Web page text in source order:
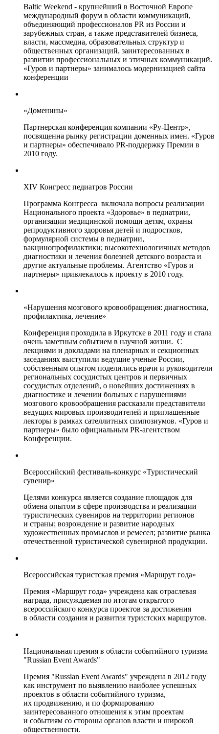
Baltic Weekend - крупнейший в Восточной Европе
международный форум в области коммуникаций,
объединяющий профессионалов PR из России и
зарубежных стран, а также представителей бизнеса,
власти, массмедиа, образовательных структур и
общественных организаций, заинтересованных в
развитии профессиональных и этичных коммуникаций.
«Гуров и партнеры» занималось модернизацией сайта
конференции
«Доменины»
Партнерская конференция компании «Ру-Центр»,
посвященна рынку регистрации доменных имен. «Гуров
и партнеры» обеспечивало PR-поддержку Премии в
2010 году.
XIV Конгресс педиатров России
Программа Конгресса включала вопросы реализации
Национального проекта «Здоровье» в педиатрии,
организации медицинской помощи детям, охраны
репродуктивного здоровья детей и подростков,
формулярной системы в педиатрии,
вакцинопрофилактики; высокотехнологичных методов
диагностики и лечения болезней детского возраста и
другие актуальные проблемы. Агентство «Гуров и
партнеры» привлекалось к проекту в 2010 году.
«Нарушения мозгового кровообращения: диагностика,
профилактика, лечение»
Конференция проходила в Иркутске в 2011 году и стала
очень заметным событием в научной жизни. С
лекциями и докладами на пленарных и секционных
заседаниях выступили ведущие ученые России,
собственным опытом поделились врачи и руководители
региональных сосудистых центров и первичных
сосудистых отделений, о новейших достижениях в
диагностике и лечении больных с нарушениями
мозгового кровообращения рассказали представители
ведущих мировых производителей и приглашенные
лекторы в рамках сателлитных симпозиумов. «Гуров и
партнеры» было официальным PR-агентством
Конференции.
Всероссийский фестиваль-конкурс «Туристический
сувенир»
Целями конкурса является создание площадок для
обмена опытом в сфере производства и реализации
туристических сувениров на территории регионов
и страны; возрождение и развитие народных
художественных промыслов и ремесел; развитие рынка
отечественной туристической сувенирной продукции.
Всероссийская туристская премия «Маршрут года»
Премия «Маршрут года» учреждена как отраслевая
награда, присуждаемая по итогам открытого
всероссийского конкурса проектов за достижения
в области создания и развития туристских маршрутов.
Национальная премия в области событийного туризма
"Russian Event Awards"
Премия "Russian Event Awards" учреждена в 2012 году
как инструмент по выявлению наиболее успешных
проектов в области событийного туризма,
их продвижению, и по формированию
заинтересованного отношения к этим проектам
и событиям со стороны органов власти и широкой
общественности.